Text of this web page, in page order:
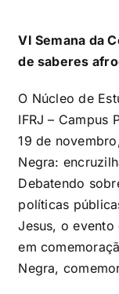
VI Semana da
de saberes
O Núcleo de
IFRJ – Campus
19 de
Negra:
Debatendo
políticas
Jesus, o
em
Negra,